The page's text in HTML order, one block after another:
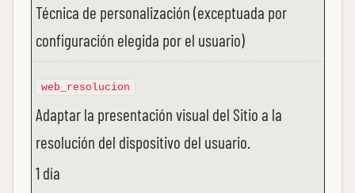
Técnica de personalización (exceptuada por
configuración elegida por el usuario)
web_resolucion
Adaptar la presentación visual del Sitio a la
resolución del dispositivo del usuario.
1 día